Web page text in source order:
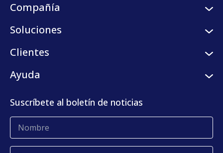
Compañía
Sobre nosotros
Centro de prensa
Soluciones
Servicios logísticos
KLog Fulfillment
Clientes
Clientes
Ayuda
Glosario
Quejas y reclamos
Suscríbete al boletín de noticias